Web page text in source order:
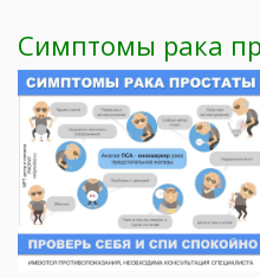
Симптомы рака